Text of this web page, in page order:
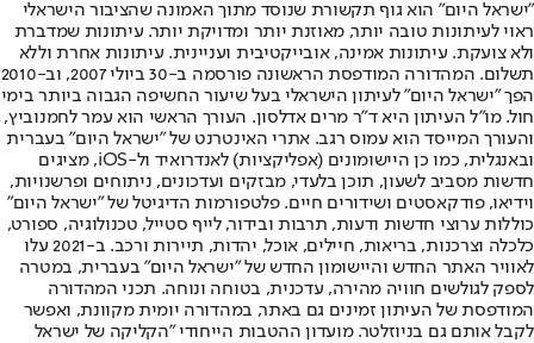
"ישראל היום" הוא גוף תקשורת שנוסד מתוך האמונה שהציבור הישראלי
ראוי לעיתונות טובה יותר, מאוזנת יותר ומדויקת יותר. עיתונות שמדברת
ולא צועקת. עיתונות אמינה, אובייקטיבית ועניינית. עיתונות אחרת וללא
תשלום. המהדורה המודפסת הראשונה פורסמה ב-30 ביולי 2007, וב-2010
הפך "ישראל היום" לעיתון הישראלי בעל שיעור החשיפה הגבוה ביותר בימי
חול. מו"ל העיתון היא ד"ר מרים אדלסון. העורך הראשי הוא עמר לחמנוביץ,
והעורך המייסד הוא עמוס רגב. אתרי האינטרנט של "ישראל היום" בעברית
ובאנגלית, כמו כן היישומונים (אפליקציות) לאנדרואיד ול-iOS, מציגים
חדשות מסביב לשעון, תוכן בלעדי, מבזקים ועדכונים, ניתוחים ופרשנויות,
וידיאו, פודקאסטים ושידורים חיים. פלטפורמות הדיגיטל של "ישראל היום"
כוללות ערוצי חדשות ודעות, תרבות ובידור, לייף סטייל, טכנולוגיה, ספורט,
כלכלה וצרכנות, בריאות, חיילים, אוכל, יהדות, תיירות ורכב. ב-2021 עלו
לאוויר האתר החדש והיישומון החדש של "ישראל היום" בעברית, במטרה
לספק לגולשים חוויה מהירה, עדכנית, בטוחה ונוחה. תכני המהדורה
המודפסת של העיתון זמינים גם באתר, במהדורה יומית מקוונת, ואפשר
לקבל אותם גם בניוזלטר. מועדון ההטבות הייחודי "הקליקה של ישראל